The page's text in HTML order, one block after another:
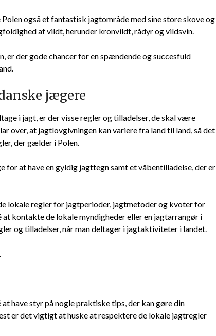
også et fantastisk jagtområde med sine store skove og
af vildt, herunder kronvildt, rådyr og vildsvin.
er der gode chancer for en spændende og succesfuld
jægere
i jagt, er der visse regler og tilladelser, de skal være
over, at jagtlovgivningen kan variere fra land til land, så det
der gælder i Polen.
at have en gyldig jagttegn samt et våbentilladelse, der er
lokale regler for jagtperioder, jagtmetoder og kvoter for
kontakte de lokale myndigheder eller en jagtarrangør i
og tilladelser, når man deltager i jagtaktiviteter i landet.
have styr på nogle praktiske tips, der kan gøre din
er det vigtigt at huske at respektere de lokale jagtregler